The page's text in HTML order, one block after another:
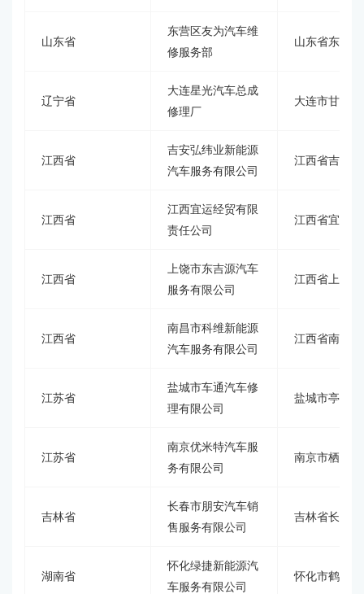
山东省
东营区友为汽车维
修服务部
山东省东营
辽宁省
大连星光汽车总成
修理厂
大连市甘井
江西省
吉安弘纬业新能源
汽车服务有限公司
江西省吉安
江西省
江西宜运经贸有限
责任公司
江西省宜春
江西省
上饶市东吉源汽车
服务有限公司
江西省上饶
江西省
南昌市科维新能源
汽车服务有限公司
江西省南昌
江苏省
盐城市车通汽车修
理有限公司
盐城市亭湖
江苏省
南京优米特汽车服
务有限公司
南京市栖霞
吉林省
长春市朋安汽车销
售服务有限公司
吉林省长春
湖南省
怀化绿捷新能源汽
车服务有限公司
怀化市鹤城